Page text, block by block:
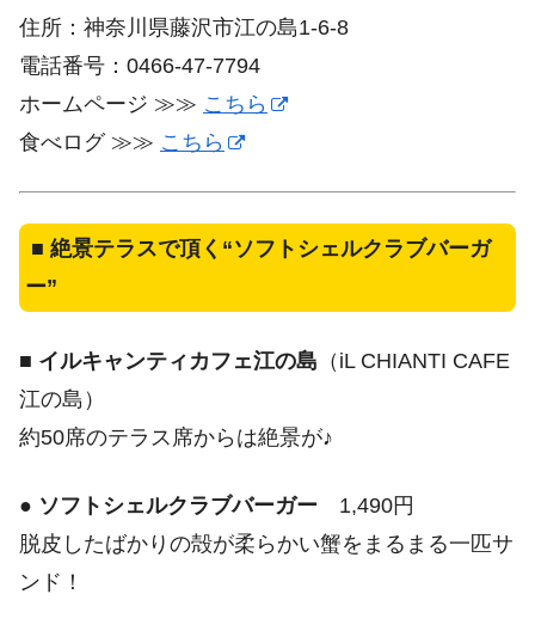
住所：神奈川県藤沢市江の島1-6-8
電話番号：0466-47-7794
ホームページ ≫≫ こちら
食べログ ≫≫ こちら
■ 絶景テラスで頂く“ソフトシェルクラブバーガ
ー”
■ イルキャンティカフェ江の島 （iL CHIANTI CAFE
江の島）
約50席のテラス席からは絶景が♪
● ソフトシェルクラブバーガー 1,490円
脱皮したばかりの殻が柔らかい蟹をまるまる一匹サ
ンド！